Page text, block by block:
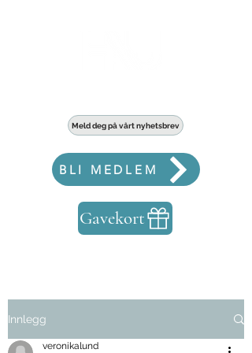
Meld deg på vårt nyhetsbrev
BLI MEDLEM
Gavekort
Innlegg
veronikalund